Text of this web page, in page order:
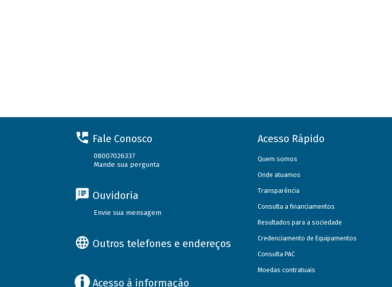
Fale Conosco
08007026337
Mande sua pergunta
Ouvidoria
Envie sua mensagem
Outros telefones e endereços
Acesso à informação
Acesso Rápido
Quem somos
Onde atuamos
Transparência
Consulta a financiamentos
Resultados para a sociedade
Credenciamento de Equipamentos
Consulta PAC
Moedas contratuais